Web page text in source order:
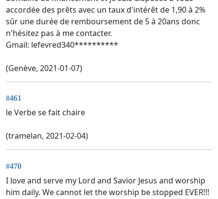
accordée des prêts avec un taux d'intérêt de 1,90 à 2%
sûr une durée de remboursement de 5 à 20ans donc
n'hésitez pas à me contacter.
Gmail: lefevred340**********
(Genève, 2021-01-07)
#461
le Verbe se fait chaire
(tramelan, 2021-02-04)
#470
I love and serve my Lord and Savior Jesus and worship
him daily. We cannot let the worship be stopped EVER!!!